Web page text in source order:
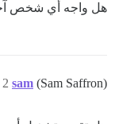
هل واجه أي شخص
sam (Sam Saffron)
2